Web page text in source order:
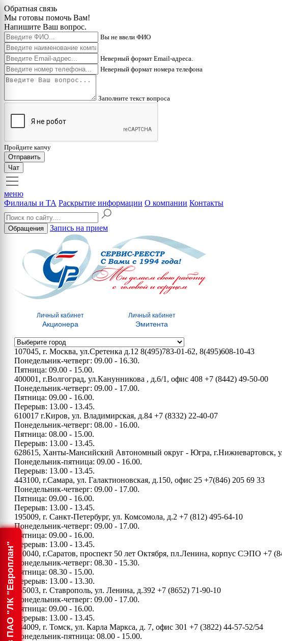
Обратная связь
Мы готовы помочь Вам!
Напишите Ваш вопрос.
Вы не ввели ФИО
Неверный формат Email-адреса.
Неверный формат номера телефона
Заполните текст вопроса
Пройдите капчу
Отправить
Чат
меню
Филиалы и ТА Раскрытие информации О компании Контакты
Обращения Запись на прием
Личный кабинет
Акционера
Личный кабинет
Эмитента
107045, г. Москва, ул.Сретенка д.12 8(495)783-01-62, 8(495)608-10-43
Понедельник-четверг: 09.00 - 16.30.
Пятница: 09.00 - 15.00.
400001, г.Волгоград, ул.Канунникова , д.6/1, офис 408 +7 (8442) 49-50-00
Понедельник-четверг: 09.00 - 17.00.
Пятница: 09.00 - 16.00.
Перерыв: 13.00 - 13.45.
610017 г.Киров, ул. Владимирская, д.84 +7 (8332) 22-40-07
Понедельник-четверг: 08.00 - 16.00.
Пятница: 08.00 - 15.00.
Перерыв: 13.00 - 13.45.
628615, Ханты-Мансийский Автономный округ - Югра, г.Нижневартовск,
Понедельник-пятница: 09.00 - 16.00.
Перерыв: 13.00 - 13.45.
443100, г.Самара, ул. Галактионовская, д.150, офис 25 +7(846) 205 69 33
Понедельник-четверг: 09.00 - 17.00.
Пятница: 09.00 - 16.00.
Перерыв: 13.00 - 13.45.
195009, г. Санкт-Петербург, ул. Комсомола, д.2 +7 (812) 495-64-10
Понедельник-четверг: 09.00 - 17.00.
Пятница: 09.00 - 16.00.
Перерыв: 13.00 - 13.45.
410040, г.Саратов, проспект 50 лет Октября, пл.Ленина, корпус СЭПО +7
Понедельник-четверг: 08.30 - 15.30.
Пятница: 08.30 - 15.00.
Перерыв: 13.00 - 13.30.
355003, г. Ставрополь, ул. Ленина, д.392 +7 (8652) 71-90-10
Понедельник-четверг: 09.00 - 17.00.
Пятница: 09.00 - 16.00.
Перерыв: 13.00 - 13.45.
634009, г. Томск, ул. Карла Маркса, д. 7, офис 301 +7 (3822) 44-57-52/54
Понедельник-пятница: 08.00 - 15.00.